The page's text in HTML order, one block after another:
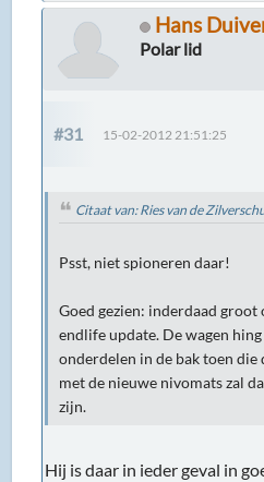
Hans
Polar lid
#31 15-02-2012 21:51:25
Citaat van: Ries van de
Psst, niet spioneren daar!
Goed gezien: inderdaad groot
endlife update. De wagen
onderdelen in de bak toen die
met de nieuwe nivomats zal
zijn.
Hij is daar in ieder geval in